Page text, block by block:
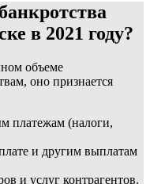
в 2021 году?
объеме
оно признается
платежам (налоги,
и другим выплатам
и услуг контрагентов.